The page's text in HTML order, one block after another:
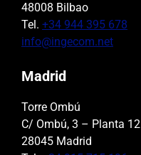
48008 Bilbao
Tel. +34 944 395 678
info@ingecom.net
Madrid
Torre Ombú
C/ Ombú, 3 – Planta 12
28045 Madrid